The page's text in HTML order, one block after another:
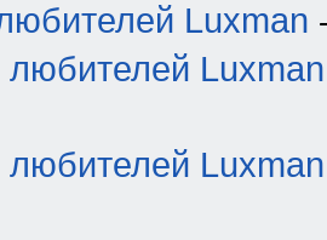
Luxman
любителей Luxman
любителей Luxman